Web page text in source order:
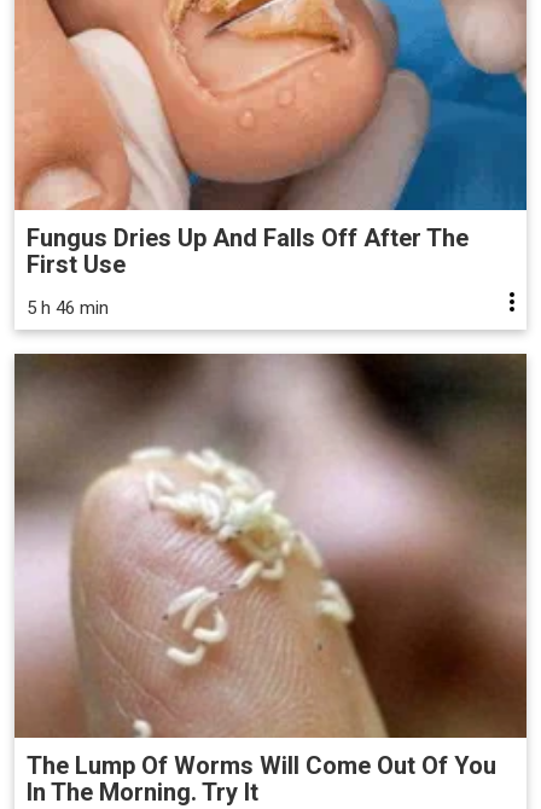
Fungus Dries Up And Falls Off After The
First Use
5 h 46 min
The Lump Of Worms Will Come Out Of You
In The Morning. Try It